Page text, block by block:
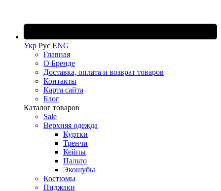
Укр Рус ENG
Главная
О Бренде
Доставка, оплата и возврат товаров
Контакты
Карта сайта
Блог
Каталог товаров
Sale
Верхняя одежда
Куртки
Тренчи
Кейпы
Пальто
Экошубы
Костюмы
Пиджаки